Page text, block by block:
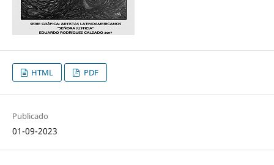
HTML PDF
Publicado
01-09-2023